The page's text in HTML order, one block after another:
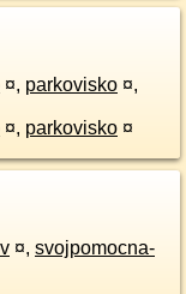
¤, parkovisko ¤,
¤, parkovisko ¤
¤, svojpomocna-